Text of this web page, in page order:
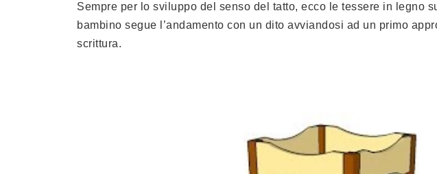
Sempre per lo sviluppo del senso del tatto, ecco le tessere in legno
bambino segue l’andamento con un dito avviandosi ad un primo
scrittura.